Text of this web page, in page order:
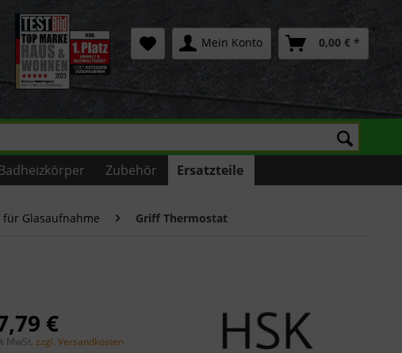
Mein Konto 0,00 € *
Zubehör Ersatzteile
für Glasaufnahme Griff Thermostat
€
MwSt. zzgl. Versandkosten